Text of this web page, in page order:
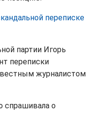
переписке
партии Игорь
переписки
журналистом
спрашивала о